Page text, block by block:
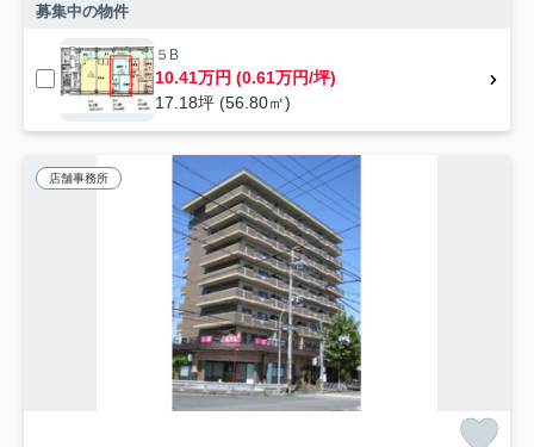
募集中の物件
５B
10.41万円 (0.61万円/坪)
17.18坪 (56.80㎡)
店舗事務所